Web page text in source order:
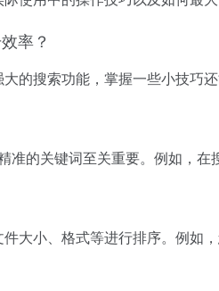
率？
的搜索功能，掌握一些小技巧
准的关键词至关重要。例如，
大小、格式等进行排序。例如